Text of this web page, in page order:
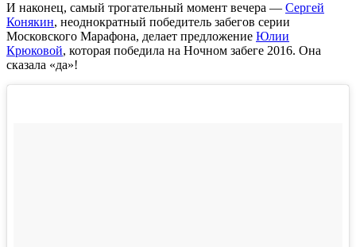
И наконец, самый трогательный момент вечера — Сергей
Конякин, неоднократный победитель забегов серии
Московского Марафона, делает предложение Юлии
Крюковой, которая победила на Ночном забеге 2016. Она
сказала «да»!